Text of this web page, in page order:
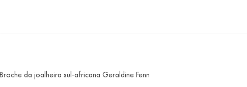
Broche da joalheira sul-africana Geraldine Fenn